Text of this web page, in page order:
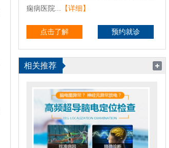
痫病医院... 【详细】
点击了解 预约就诊
相关推荐